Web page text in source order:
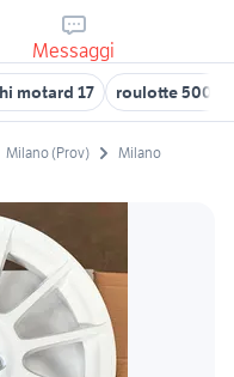
Messaggi
motard 17 roulotte 500
Milano (Prov) Milano